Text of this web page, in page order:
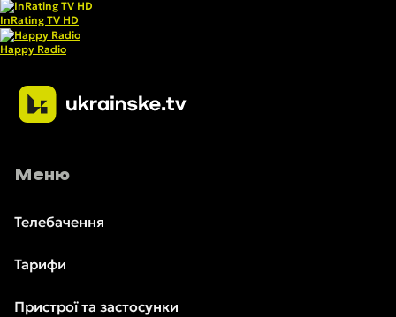
InRating TV HD
Happy Radio
Меню
Телебачення
Тарифи
Пристрої та застосунки